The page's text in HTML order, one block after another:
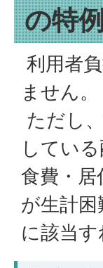
の特
利用者
ません。
ただし
してい
食費・
が生計
に該当